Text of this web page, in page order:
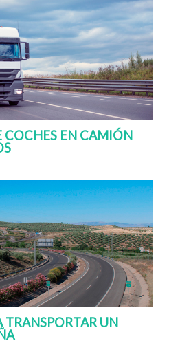
COCHES EN CAMIÓN
TRANSPORTAR UN